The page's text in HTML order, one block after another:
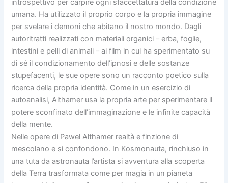
umana. Ha utilizzato il proprio corpo e la propria immagine
per svelare i demoni che abitano il nostro mondo. Dagli
autoritratti realizzati con materiali organici – erba, foglie,
intestini e pelli di animali – ai film in cui ha sperimentato su
di sé il condizionamento dell’ipnosi e delle sostanze
stupefacenti, le sue opere sono un racconto poetico sulla
ricerca della propria identità. Come in un esercizio di
autoanalisi, Althamer usa la propria arte per sperimentare il
potere sconfinato dell’immaginazione e le infinite capacità
della mente.
Nelle opere di Pawel Althamer realtà e finzione di
mescolano e si confondono. In Kosmonauta, rinchiuso in
una tuta da astronauta l’artista si avventura alla scoperta
della Terra trasformata come per magia in un pianeta